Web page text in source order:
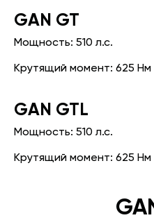
GАN GT
Мощность: 510 л.с.
Крутящий момент: 625 Нм
GАN GTL
Мощность: 510 л.с.
Крутящий момент: 625 Нм